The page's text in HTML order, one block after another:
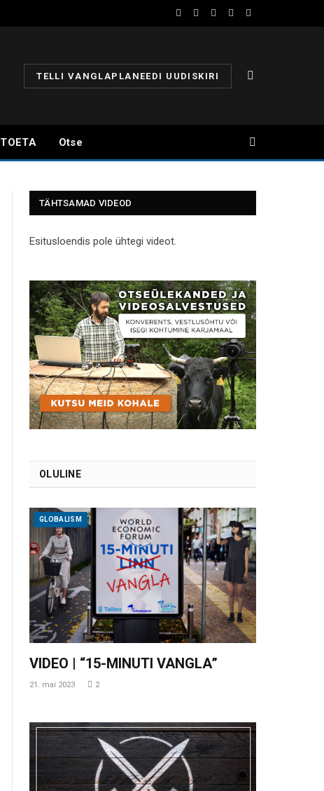
Facebook
YouTube
Instagram
X
Telegram
TELLI VANGLAPLANEEDI UUDISKIRI
TOETA Otse
TÄHTSAMAD VIDEOD
Esitusloendis pole ühtegi videot.
OLULINE
GLOBALISM
VIDEO | “15-MINUTI VANGLA”
21. mai 2023 2